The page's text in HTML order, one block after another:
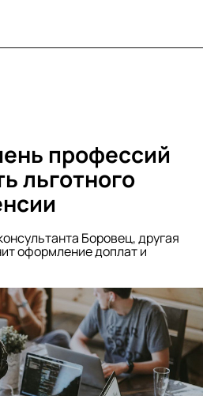
профессий
льготного
Боровец, другая
оформление доплат и